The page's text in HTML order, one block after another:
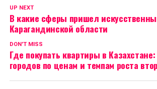
UP NEXT
В какие сферы пришел
Карагандинской области
DON'T MISS
Где покупать квартиры в
городов по ценам и темпам роста